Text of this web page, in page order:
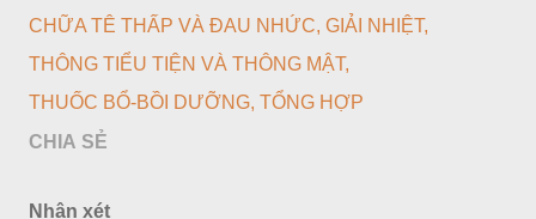
CHỮA TÊ THẤP VÀ ĐAU NHỨC GIẢI NHIỆT
THÔNG TIỂU TIỆN VÀ THÔNG MẬT
THUỐC BỔ-BỒI DƯỠNG TỔNG HỢP
CHIA SẺ
Nhận xét